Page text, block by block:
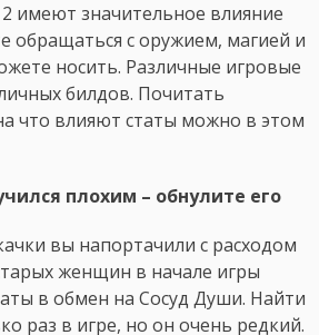
имеют значительное влияние
обращаться с оружием, магией и
носить. Различные игровые
билдов. Почитать
что влияют статы можно в этом
плохим – обнулите его
вы напортачили с расходом
женщин в начале игры
в обмен на Сосуд Души. Найти
раз в игре, но он очень редкий.